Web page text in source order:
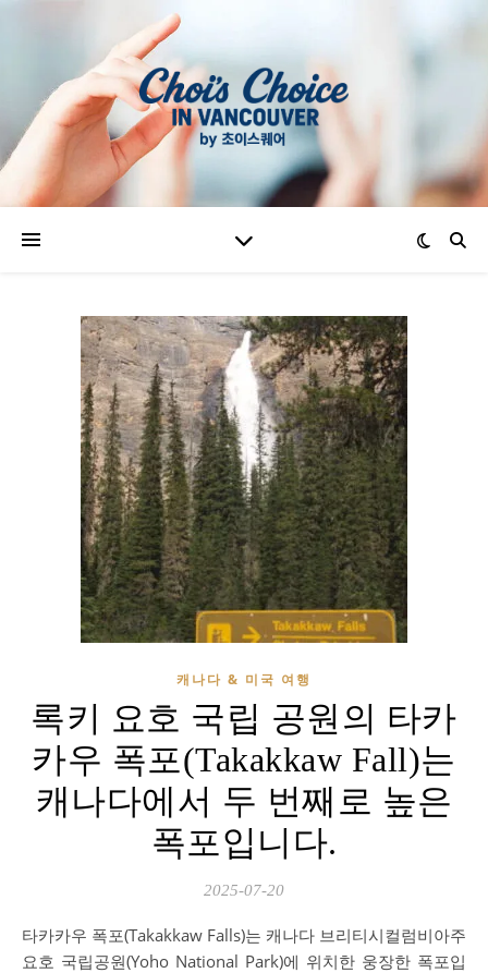
캐나다 & 미국 여행
록키 요호 국립 공원의 타카
카우 폭포(Takakkaw Fall)는
캐나다에서 두 번째로 높은
폭포입니다.
2025-07-20
타카카우 폭포(Takakkaw Falls)는 캐나다 브리티시컬럼비아주
요호 국립공원(Yoho National Park)에 위치한 웅장한 폭포입